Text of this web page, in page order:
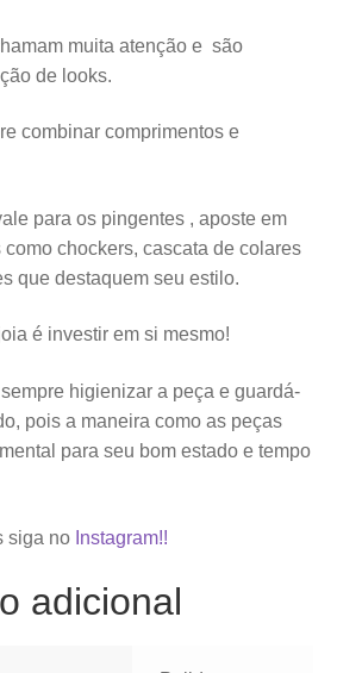
muita atenção e são
de looks.
combinar comprimentos e
para os pingentes , aposte em
chockers, cascata de colares
que destaquem seu estilo.
é investir em si mesmo!
higienizar a peça e guardá-
pois a maneira como as peças
para seu bom estado e tempo
siga no Instagram!!
adicional